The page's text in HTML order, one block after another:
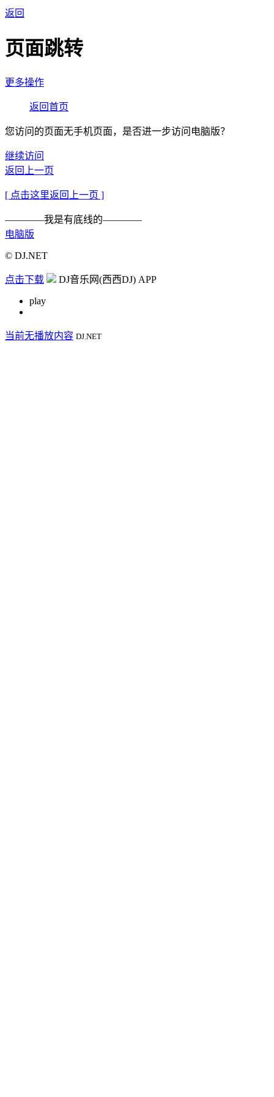
返回
页面跳转
更多操作
返回首页
您访问的页面无手机页面，是否进一步访问电脑版？
继续访问
返回上一页
[ 点击这里返回上一页 ]
————我是有底线的————
电脑版
© DJ.NET
点击下载 DJ音乐网(西西DJ) APP
play
当前无播放内容 DJ.NET